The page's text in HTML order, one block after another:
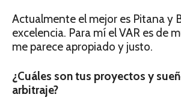
Actualmente el mejor es Pitana y
excelencia. Para mí el VAR es de
me parece apropiado y justo.
¿Cuáles son tus proyectos y
arbitraje?